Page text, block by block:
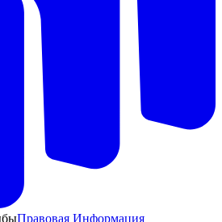
Правовая Информация